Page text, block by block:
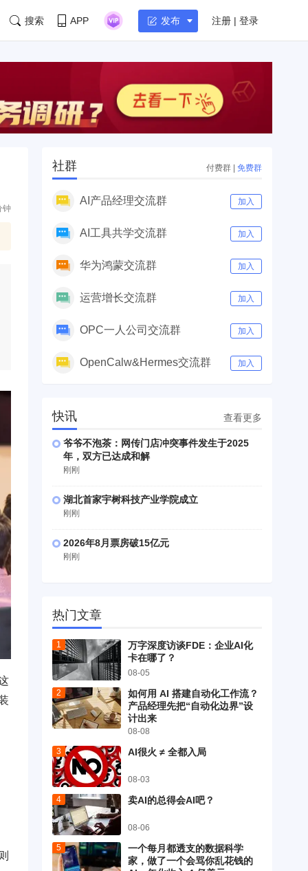
搜索 APP 发布 注册 | 登录
钟
社群 付费群 | 免费群
AI产品经理交流群 加入
AI工具共学交流群 加入
华为鸿蒙交流群 加入
运营增长交流群 加入
OPC一人公司交流群 加入
OpenCalw&Hermes交流群 加入
快讯 查看更多
爷爷不泡茶：网传门店冲突事件发生于2025
年，双方已达成和解
刚刚
湖北首家宇树科技产业学院成立
刚刚
2026年8月票房破15亿元
刚刚
热门文章
万字深度访谈FDE：企业AI化
卡在哪了？
08-05
如何用 AI 搭建自动化工作流？
产品经理先把“自动化边界”设
计出来
08-08
AI很火 ≠ 全都入局
08-03
卖AI的总得会AI吧？
08-06
一个每月都透支的数据科学
家，做了一个会骂你乱花钱的